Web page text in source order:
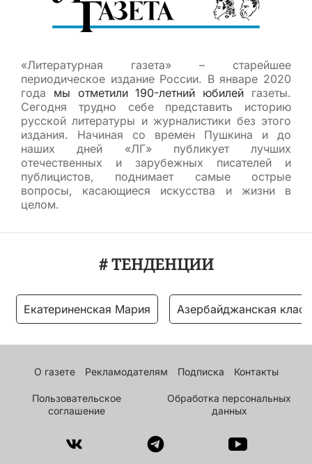
«Литературная газета» – старейшее
периодическое издание России. В январе 2020
года мы отметили 190-летний юбилей газеты.
Сегодня трудно себе представить историю
русской литературы и журналистики без этого
издания. Начиная со времен Пушкина и до
наших дней «ЛГ» публикует лучших
отечественных и зарубежных писателей и
публицистов, поднимает самые острые
вопросы, касающиеся искусства и жизни в
целом.
# ТЕНДЕНЦИИ
Екатериненская Мария Азербайджанская
О газете Рекламодателям Подписка Контакты
Пользовательское
соглашение
Обработка персональных
данных